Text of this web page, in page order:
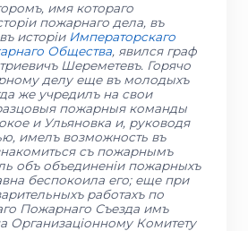
имя котораго
пожарнаго дела, въ
исторiи Императорскаго
Общества, явился граф
Шереметевъ. Горячо
делу еще въ молодыхъ
же учредилъ на свои
пожарныя команды
и Ульяновка и, руководя
имелъ возможность въ
съ пожарнымъ
объ объединенiи пожарныхъ
беспокоила его; еще при
работахъ по
Пожарнаго Съезда имъ
Организацiонному Комитету